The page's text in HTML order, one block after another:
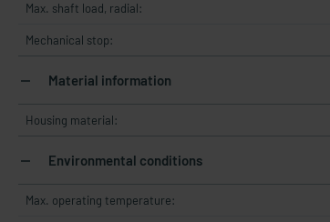
Max. shaft load, radial:
Mechanical stop:
Material information
Housing material:
Environmental conditions
Max. operating temperature: